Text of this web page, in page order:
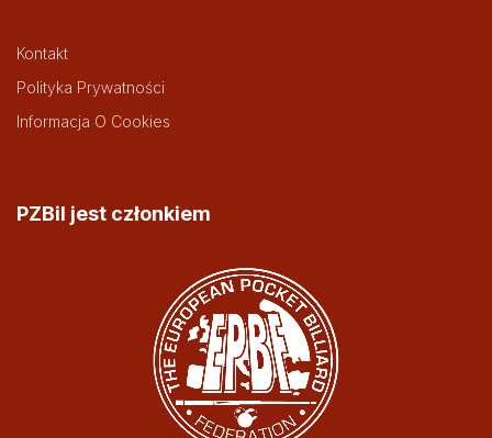
Kontakt
Polityka Prywatności
Informacja O Cookies
PZBil jest członkiem